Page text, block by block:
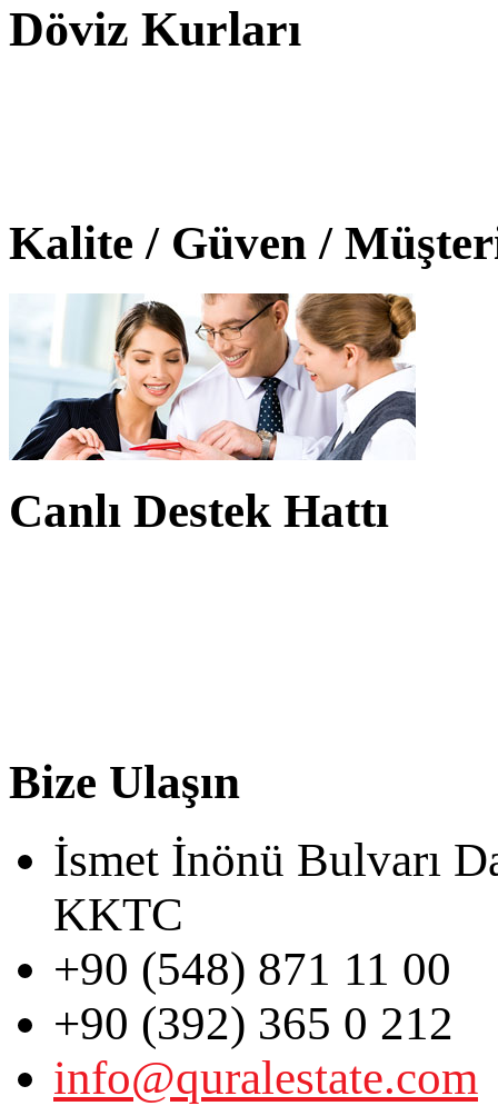
Döviz Kurları
Kalite / Güven /
Canlı Destek Hattı
Bize Ulaşın
İsmet İnönü Bulvarı
KKTC
+90 (548) 871 11 00
+90 (392) 365 0 212
info@quralestate.com